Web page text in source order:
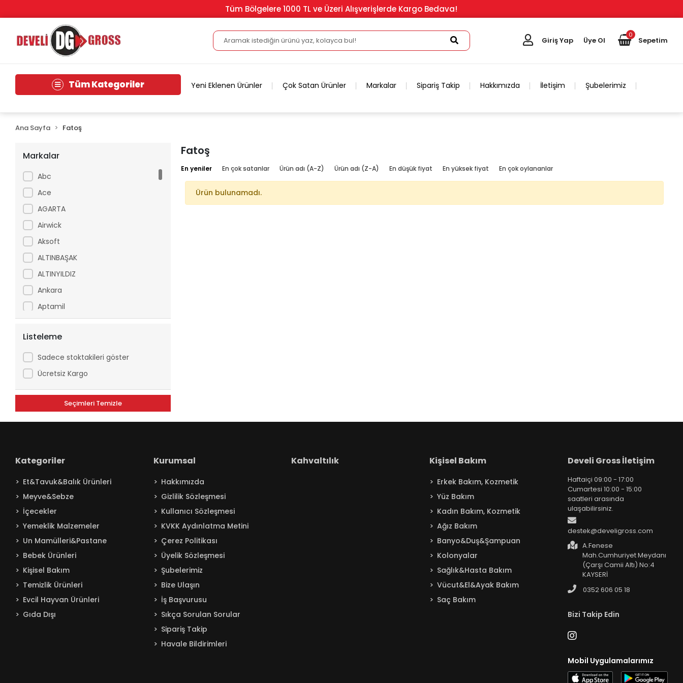
Tüm Bölgelere 1000 TL ve Üzeri Alışverişlerde Kargo Bedava!
Giriş Yap Üye Ol
0
Sepetim
Tüm Kategoriler Yeni Eklenen Ürünler Çok Satan Ürünler Markalar Sipariş Takip Hakkımızda İletişim Şubelerimiz
Ana Sayfa Fatoş
Markalar
Abc
Ace
AGARTA
Airwick
Aksoft
ALTINBAŞAK
ALTINYILDIZ
Ankara
Aptamil
Ariel
Arko
Asperox
ASSE
ATILGAN
Avşar
Baby Turco
Badem
Bağdat
Bebelac
Beta
Beyaz
BEYPAZARI
Bingo
Listeleme
Sadece stoktakileri göster
Ücretsiz Kargo
Seçimleri Temizle
Fatoş
En yeniler En çok satanlar Ürün adı (A-Z) Ürün adı (Z-A) En düşük fiyat En yüksek fiyat En çok oylananlar
Ürün bulunamadı.
Kategoriler
Et&Tavuk&Balık Ürünleri
Meyve&Sebze
İçecekler
Yemeklik Malzemeler
Un Mamülleri&Pastane
Bebek Ürünleri
Kişisel Bakım
Temizlik Ürünleri
Evcil Hayvan Ürünleri
Gıda Dışı
Kurumsal
Hakkımızda
Gizlilik Sözleşmesi
Kullanıcı Sözleşmesi
KVKK Aydınlatma Metini
Çerez Politikası
Üyelik Sözleşmesi
Şubelerimiz
Bize Ulaşın
İş Başvurusu
Sıkça Sorulan Sorular
Sipariş Takip
Havale Bildirimleri
Kahvaltılık Kişisel Bakım
Erkek Bakım, Kozmetik
Yüz Bakım
Kadın Bakım, Kozmetik
Ağız Bakım
Banyo&Duş&Şampuan
Kolonyalar
Sağlık&Hasta Bakım
Vücut&El&Ayak Bakım
Saç Bakım
Develi Gross İletişim
Haftaiçi 09:00 - 17:00
Cumartesi 10:00 - 15:00
saatleri arasında
ulaşabilirsiniz.
destek@develigross.com
A.Fenese
Mah.Cumhuriyet Meydanı
(Çarşı Camii Altı) No:4
KAYSERİ
0352 606 05 18
Bizi Takip Edin
Mobil Uygulamalarımız